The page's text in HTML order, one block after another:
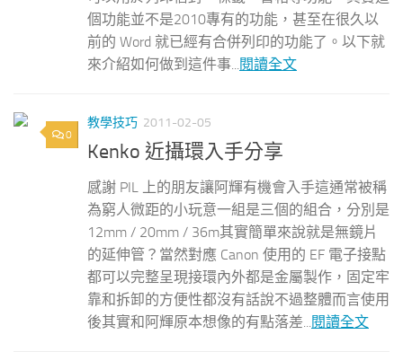
個功能並不是2010專有的功能，甚至在很久以
前的 Word 就已經有合併列印的功能了。以下就
來介紹如何做到這件事...閱讀全文
0
教學技巧 2011-02-05
Kenko 近攝環入手分享
感謝 PIL 上的朋友讓阿輝有機會入手這通常被稱
為窮人微距的小玩意一組是三個的組合，分別是
12mm / 20mm / 36m其實簡單來說就是無鏡片
的延伸管？當然對應 Canon 使用的 EF 電子接點
都可以完整呈現接環內外都是金屬製作，固定牢
靠和拆卸的方便性都沒有話說不過整體而言使用
後其實和阿輝原本想像的有點落差...閱讀全文